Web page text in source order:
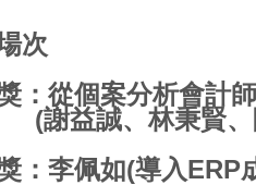
次
：從個案分析會計
(謝益誠、林秉賢
：李佩如(導入ERP